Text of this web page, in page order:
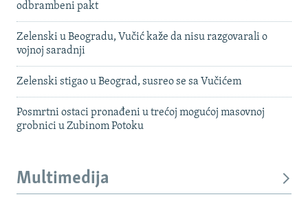
odbrambeni pakt
Zelenski u Beogradu, Vučić kaže da nisu razgovarali o
vojnoj saradnji
Zelenski stigao u Beograd, susreo se sa Vučićem
Posmrtni ostaci pronađeni u trećoj mogućoj masovnoj
grobnici u Zubinom Potoku
Multimedija